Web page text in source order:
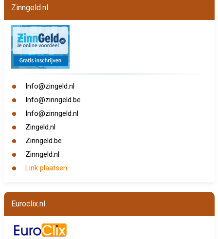
Zinngeld.nl
Info@zingeld.nl
Info@zinngeld.be
Info@zinngeld.nl
Zingeld.nl
Zinngeld.be
Zinngeld.nl
Link plaatsen
Euroclix.nl